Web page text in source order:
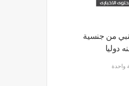
من جنسية
دوليا
واحدة